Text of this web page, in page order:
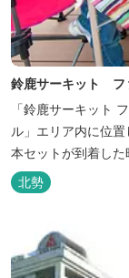
鈴鹿サーキット フ
「鈴鹿サーキット
ル」エリア内に位
本セットが到着し
トの他、初めてのキ
ンプ場です。 さら
に夕食バーべキュ
セットなどの食材
北勢